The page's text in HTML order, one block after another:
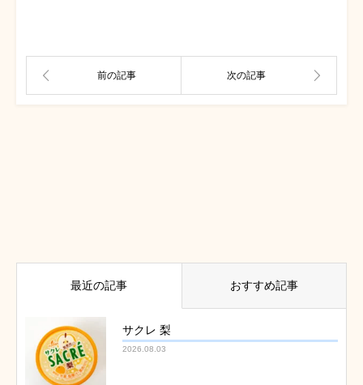
最近の記事 おすすめ記事
サクレ 梨
2026.08.03